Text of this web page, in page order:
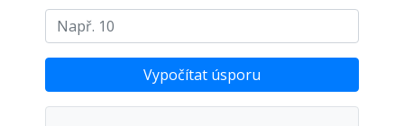
Vypočítat úsporu